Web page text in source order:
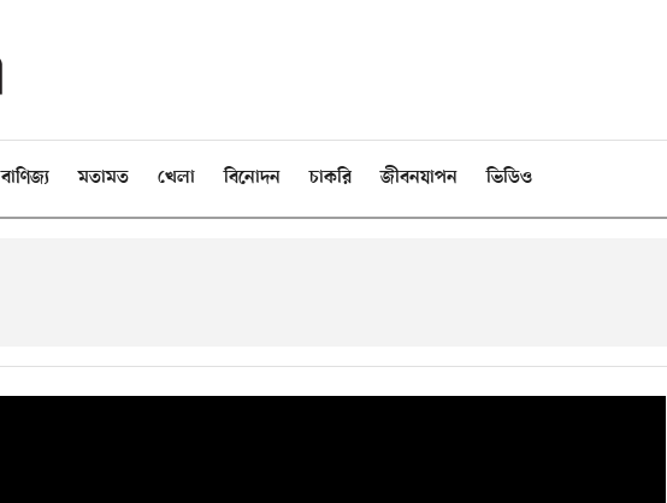
বাণিজ্য মতামত খেলা বিনোদন চাকরি জীবনযাপন ভিডিও